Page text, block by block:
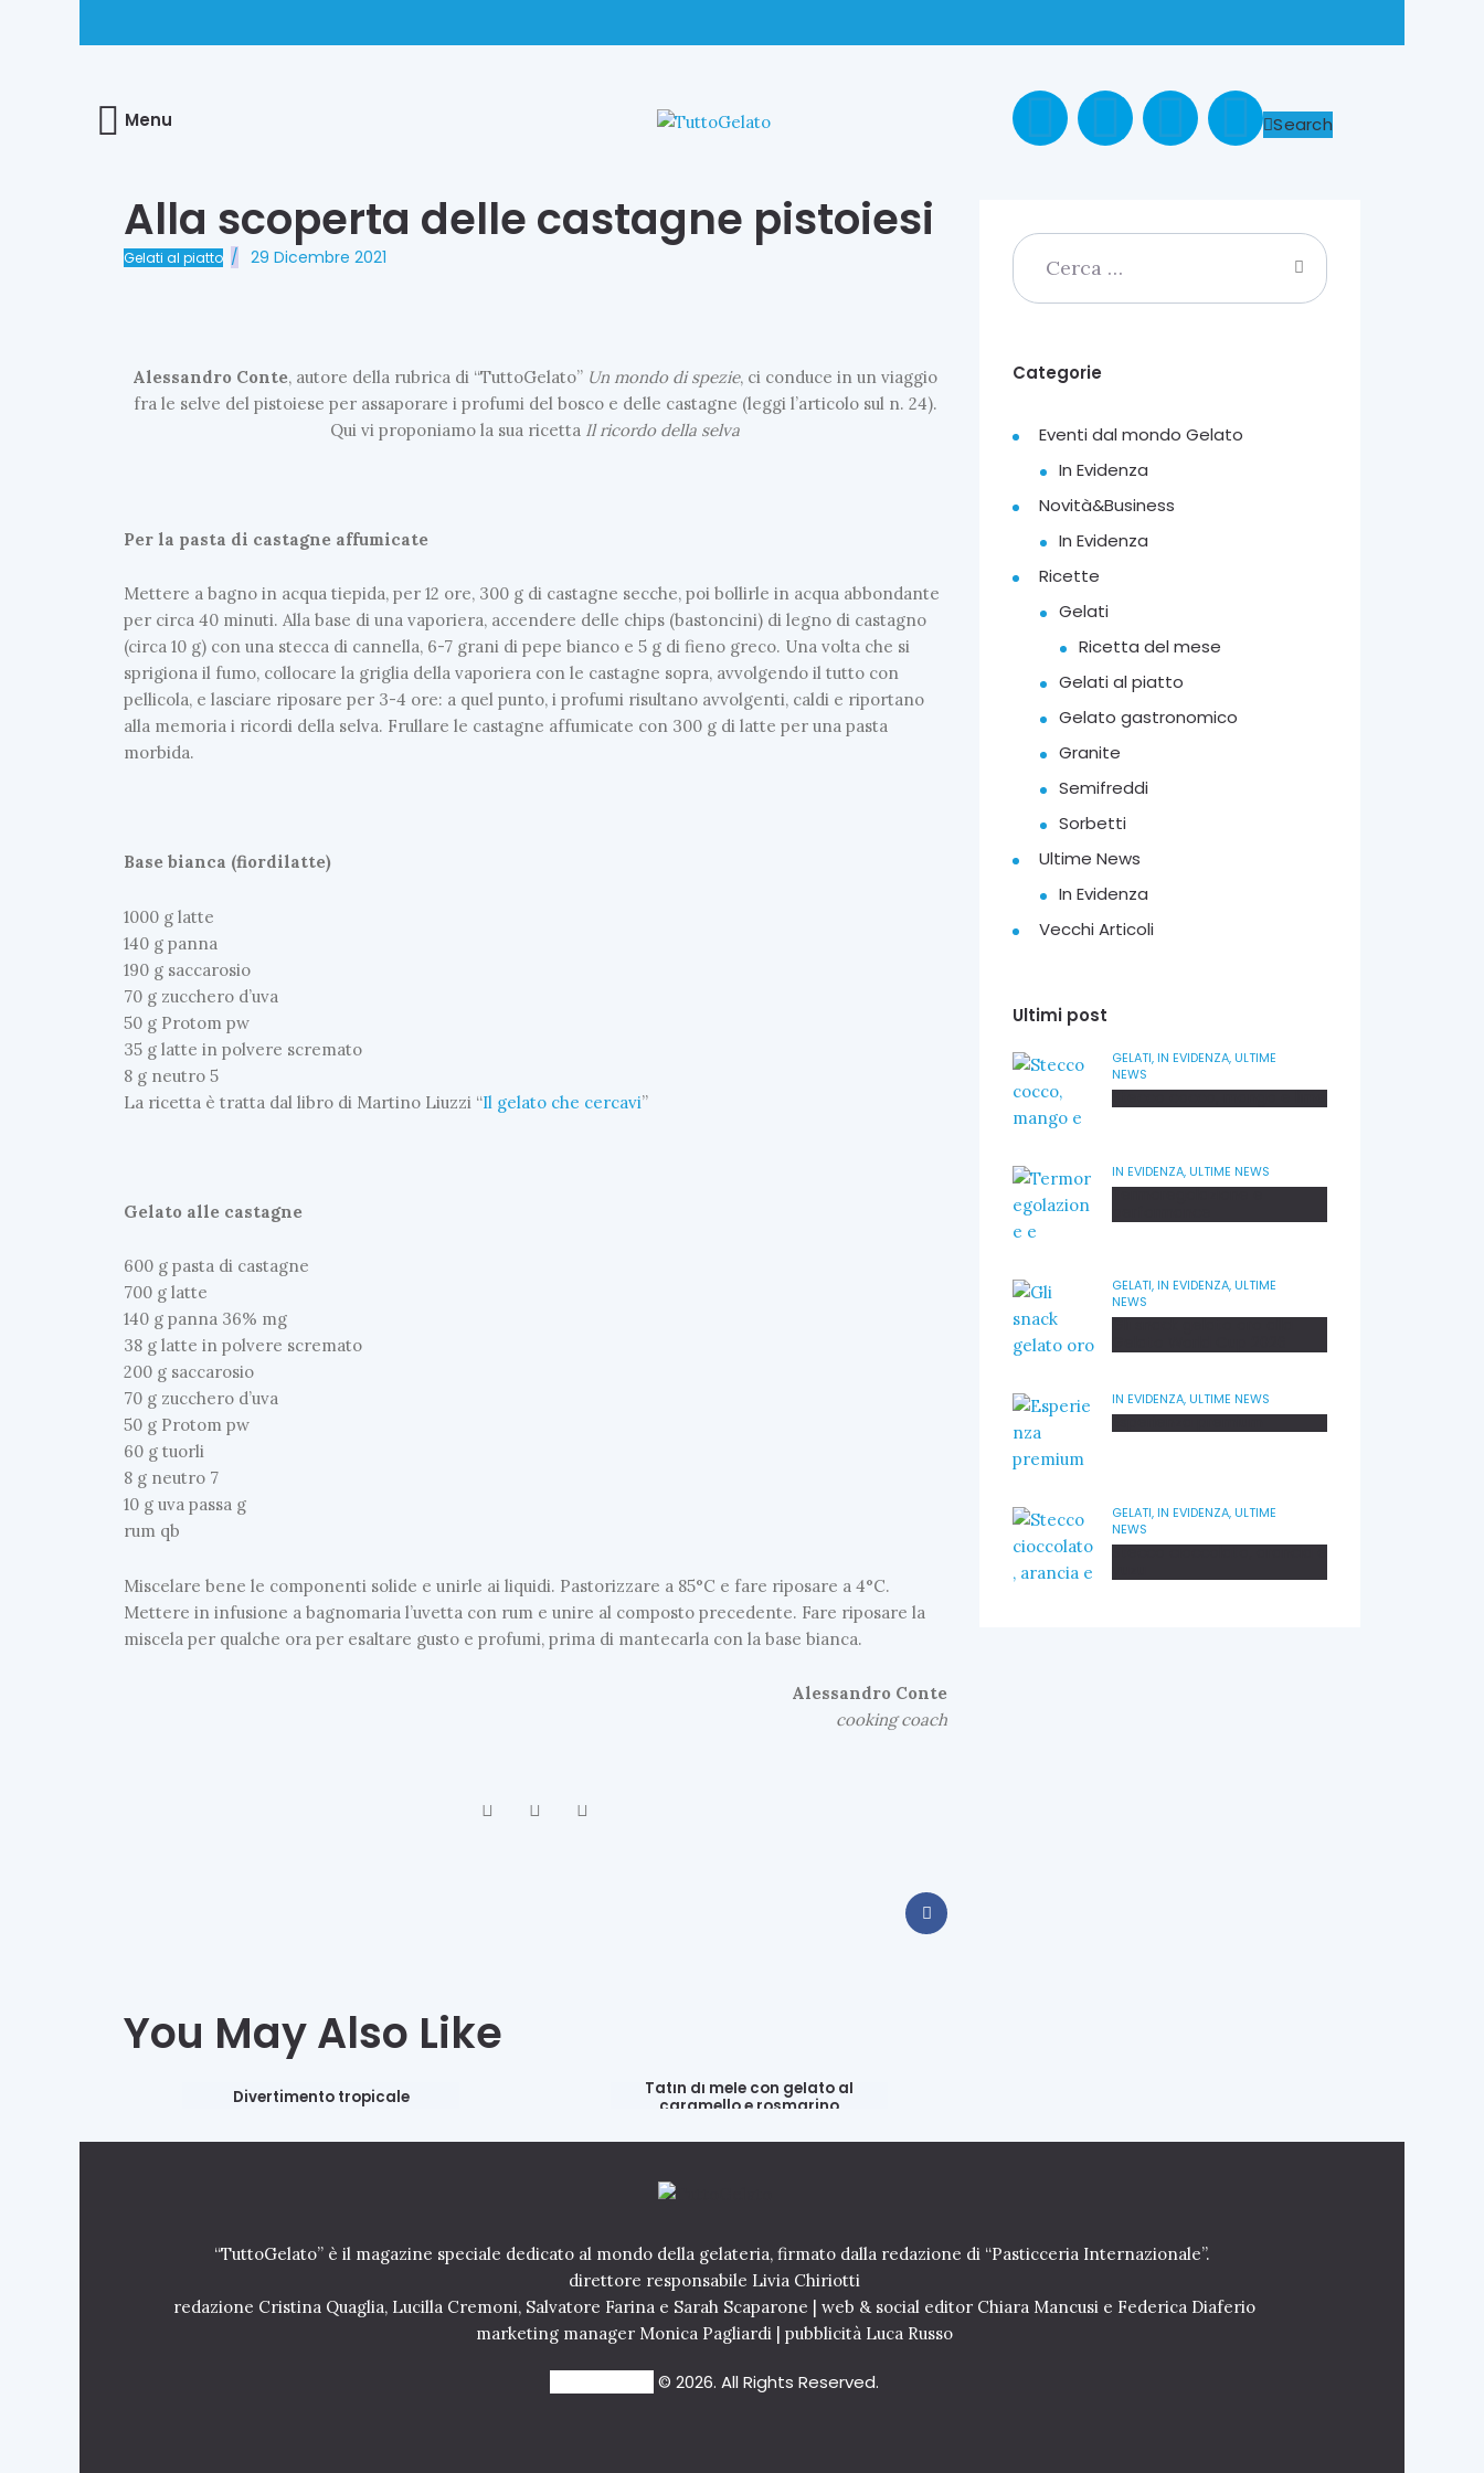
Menu Search
Alla scoperta delle castagne pistoiesi
Gelati al piatto 29 Dicembre 2021
Alessandro Conte, autore della rubrica di “TuttoGelato” Un mondo di spezie, ci conduce in un viaggio
fra le selve del pistoiese per assaporare i profumi del bosco e delle castagne (leggi l’articolo sul n. 24).
Qui vi proponiamo la sua ricetta Il ricordo della selva
Per la pasta di castagne affumicate
Mettere a bagno in acqua tiepida, per 12 ore, 300 g di castagne secche, poi bollirle in acqua abbondante
per circa 40 minuti. Alla base di una vaporiera, accendere delle chips (bastoncini) di legno di castagno
(circa 10 g) con una stecca di cannella, 6-7 grani di pepe bianco e 5 g di fieno greco. Una volta che si
sprigiona il fumo, collocare la griglia della vaporiera con le castagne sopra, avvolgendo il tutto con
pellicola, e lasciare riposare per 3-4 ore: a quel punto, i profumi risultano avvolgenti, caldi e riportano
alla memoria i ricordi della selva. Frullare le castagne affumicate con 300 g di latte per una pasta
morbida.
Base bianca (fiordilatte)
1000 g latte
140 g panna
190 g saccarosio
70 g zucchero d’uva
50 g Protom pw
35 g latte in polvere scremato
8 g neutro 5
La ricetta è tratta dal libro di Martino Liuzzi “Il gelato che cercavi”
Gelato alle castagne
600 g pasta di castagne
700 g latte
140 g panna 36% mg
38 g latte in polvere scremato
200 g saccarosio
70 g zucchero d’uva
50 g Protom pw
60 g tuorli
8 g neutro 7
10 g uva passa g
rum qb
Miscelare bene le componenti solide e unirle ai liquidi. Pastorizzare a 85°C e fare riposare a 4°C.
Mettere in infusione a bagnomaria l’uvetta con rum e unire al composto precedente. Fare riposare la
miscela per qualche ora per esaltare gusto e profumi, prima di mantecarla con la base bianca.
Alessandro Conte
cooking coach
You May Also Like
Divertimento tropicale
Tatin di mele con gelato al
caramello e rosmarino
Categorie
Eventi dal mondo Gelato
In Evidenza
Novità&Business
In Evidenza
Ricette
Gelati
Ricetta del mese
Gelati al piatto
Gelato gastronomico
Granite
Semifreddi
Sorbetti
Ultime News
In Evidenza
Vecchi Articoli
Ultimi post
GELATI, IN EVIDENZA, ULTIME
NEWS
IN EVIDENZA, ULTIME NEWS
GELATI, IN EVIDENZA, ULTIME
NEWS
IN EVIDENZA, ULTIME NEWS
GELATI, IN EVIDENZA, ULTIME
NEWS
“TuttoGelato” è il magazine speciale dedicato al mondo della gelateria, firmato dalla redazione di “Pasticceria Internazionale”.
direttore responsabile Livia Chiriotti
redazione Cristina Quaglia, Lucilla Cremoni, Salvatore Farina e Sarah Scaparone | web & social editor Chiara Mancusi e Federica Diaferio
marketing manager Monica Pagliardi | pubblicità Luca Russo
© 2026. All Rights Reserved.